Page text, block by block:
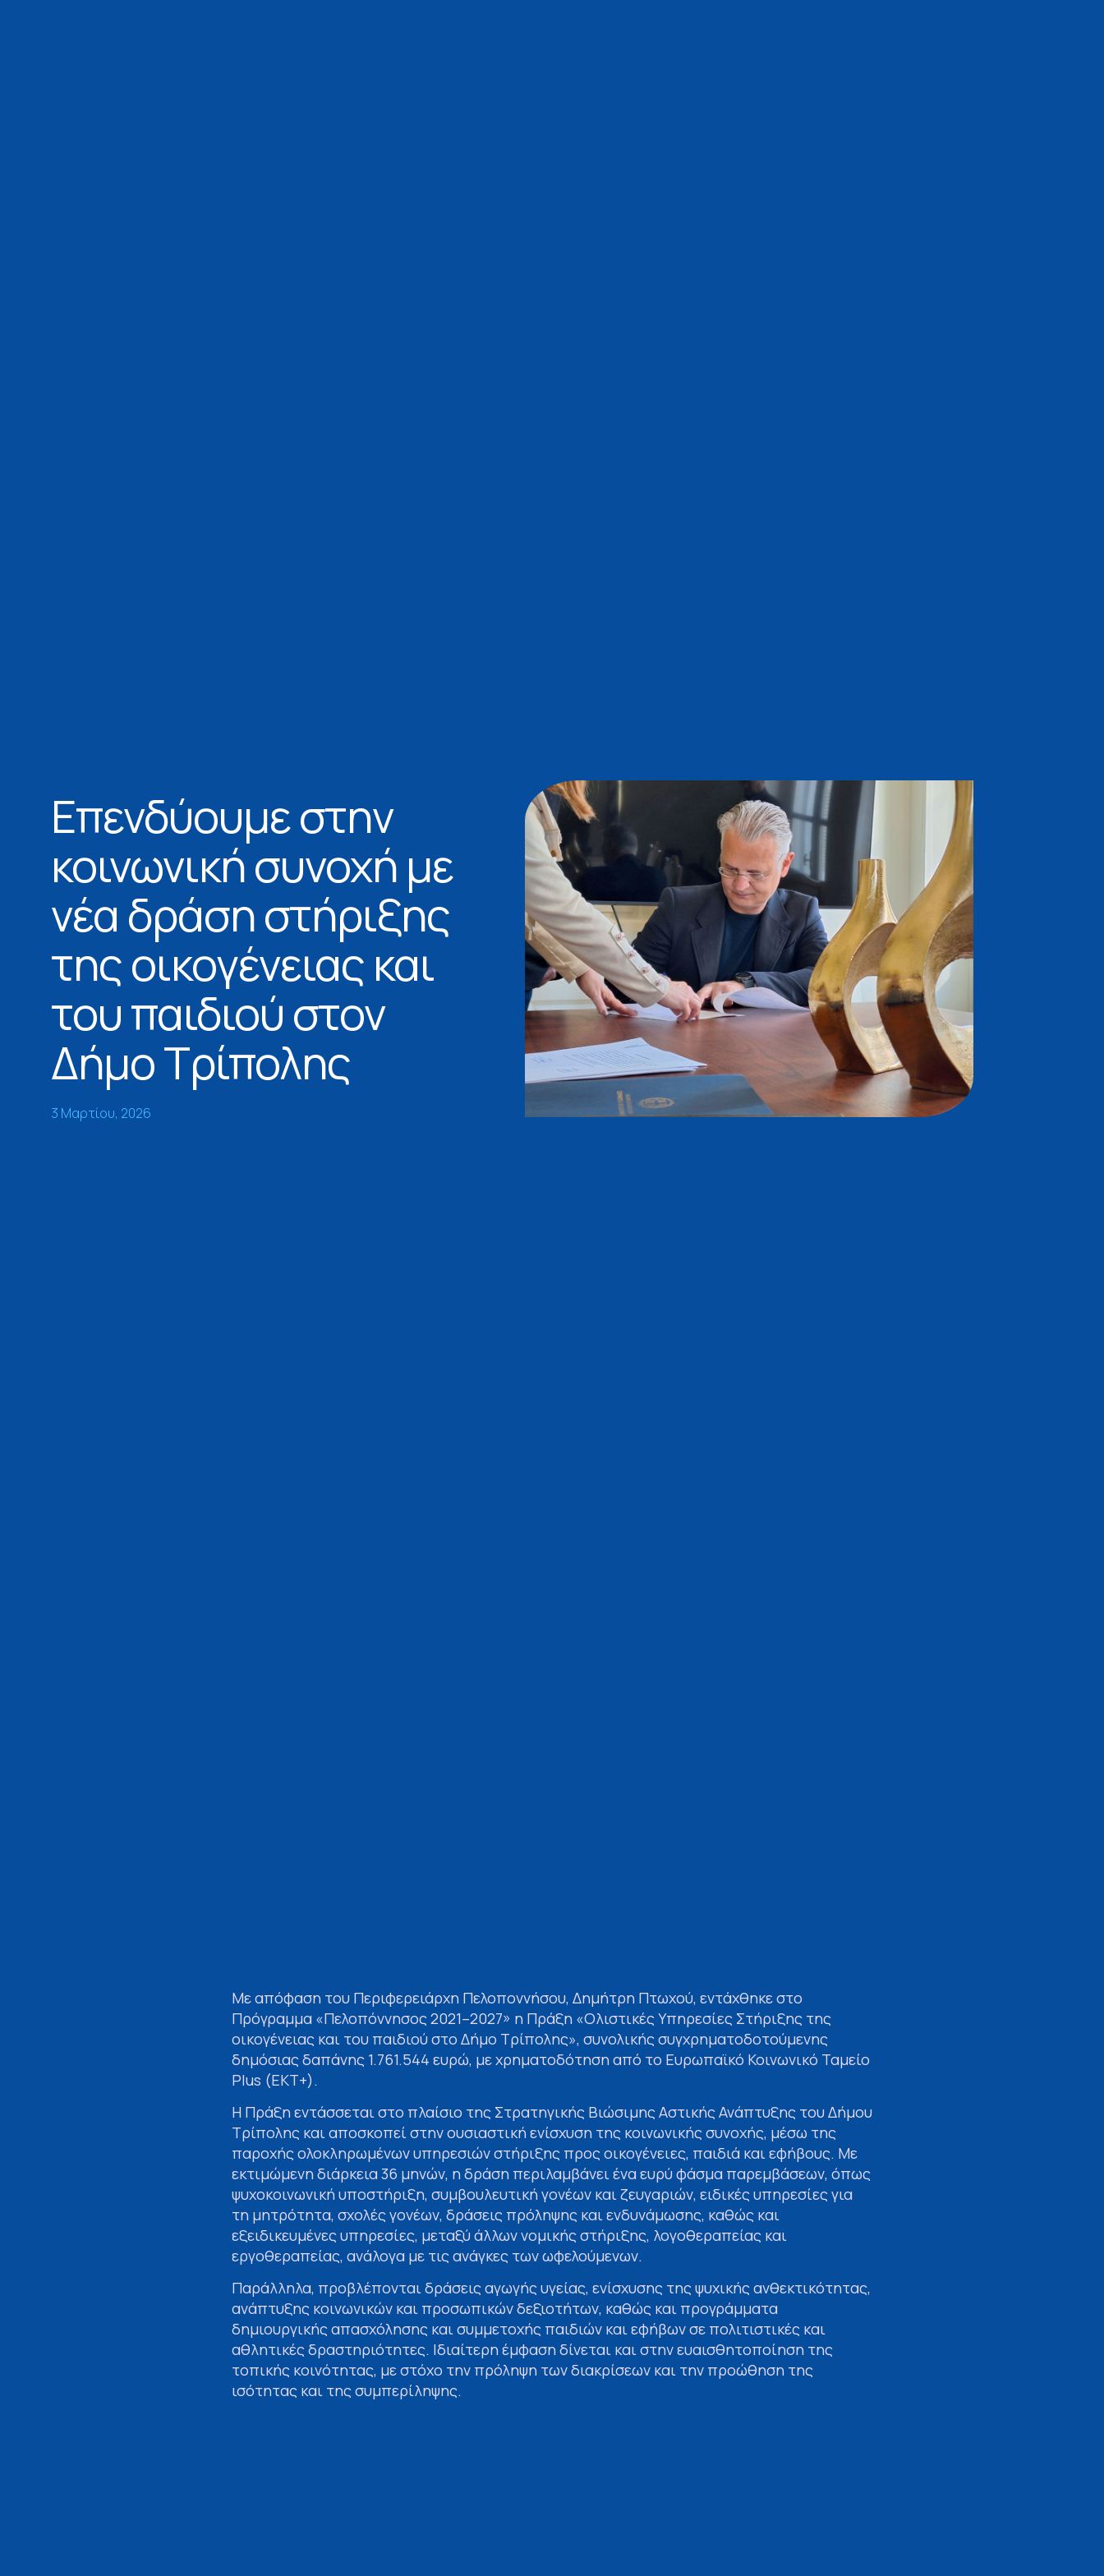
Επενδύουμε στην
κοινωνική συνοχή με
νέα δράση στήριξης
της οικογένειας και
του παιδιού στον
Δήμο Τρίπολης
3 Μαρτίου, 2026
Με απόφαση του Περιφερειάρχη Πελοποννήσου, Δημήτρη Πτωχού, εντάχθηκε στο
Πρόγραμμα «Πελοπόννησος 2021–2027» η Πράξη «Ολιστικές Υπηρεσίες Στήριξης της
οικογένειας και του παιδιού στο Δήμο Τρίπολης», συνολικής συγχρηματοδοτούμενης
δημόσιας δαπάνης 1.761.544 ευρώ, με χρηματοδότηση από το Ευρωπαϊκό Κοινωνικό Ταμείο
Plus (ΕΚΤ+).
Η Πράξη εντάσσεται στο πλαίσιο της Στρατηγικής Βιώσιμης Αστικής Ανάπτυξης του Δήμου
Τρίπολης και αποσκοπεί στην ουσιαστική ενίσχυση της κοινωνικής συνοχής, μέσω της
παροχής ολοκληρωμένων υπηρεσιών στήριξης προς οικογένειες, παιδιά και εφήβους. Με
εκτιμώμενη διάρκεια 36 μηνών, η δράση περιλαμβάνει ένα ευρύ φάσμα παρεμβάσεων, όπως
ψυχοκοινωνική υποστήριξη, συμβουλευτική γονέων και ζευγαριών, ειδικές υπηρεσίες για
τη μητρότητα, σχολές γονέων, δράσεις πρόληψης και ενδυνάμωσης, καθώς και
εξειδικευμένες υπηρεσίες, μεταξύ άλλων νομικής στήριξης, λογοθεραπείας και
εργοθεραπείας, ανάλογα με τις ανάγκες των ωφελούμενων.
Παράλληλα, προβλέπονται δράσεις αγωγής υγείας, ενίσχυσης της ψυχικής ανθεκτικότητας,
ανάπτυξης κοινωνικών και προσωπικών δεξιοτήτων, καθώς και προγράμματα
δημιουργικής απασχόλησης και συμμετοχής παιδιών και εφήβων σε πολιτιστικές και
αθλητικές δραστηριότητες. Ιδιαίτερη έμφαση δίνεται και στην ευαισθητοποίηση της
τοπικής κοινότητας, με στόχο την πρόληψη των διακρίσεων και την προώθηση της
ισότητας και της συμπερίληψης.